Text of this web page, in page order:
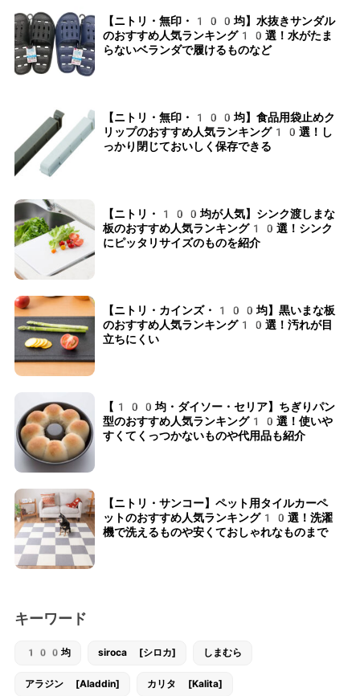
【ニトリ・無印・100均】水抜きサンダル
のおすすめ人気ランキング10選！水がたま
らないベランダで履けるものなど
【ニトリ・無印・100均】食品用袋止めク
リップのおすすめ人気ランキング10選！し
っかり閉じておいしく保存できる
【ニトリ・100均が人気】シンク渡しまな
板のおすすめ人気ランキング10選！シンク
にピッタリサイズのものを紹介
【ニトリ・カインズ・100均】黒いまな板
のおすすめ人気ランキング10選！汚れが目
立ちにくい
【100均・ダイソー・セリア】ちぎりパン
型のおすすめ人気ランキング10選！使いや
すくてくっつかないものや代用品も紹介
【ニトリ・サンコー】ペット用タイルカーペ
ットのおすすめ人気ランキング10選！洗濯
機で洗えるものや安くておしゃれなものまで
キーワード
100均 siroca [シロカ] しまむら
アラジン [Aladdin] カリタ [Kalita]